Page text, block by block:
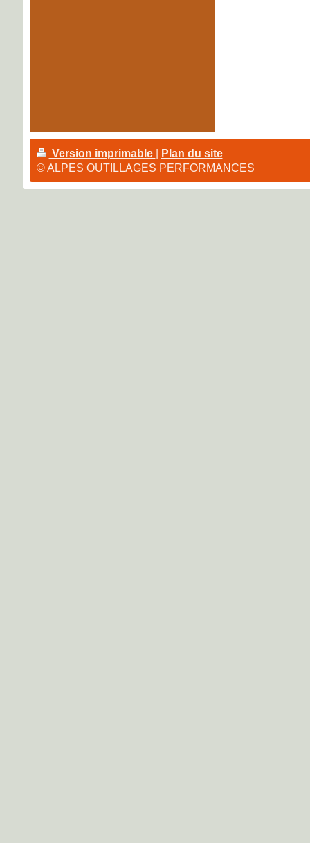
Version imprimable
Plan du site
© ALPES OUTILLAGES PERFORMANCES